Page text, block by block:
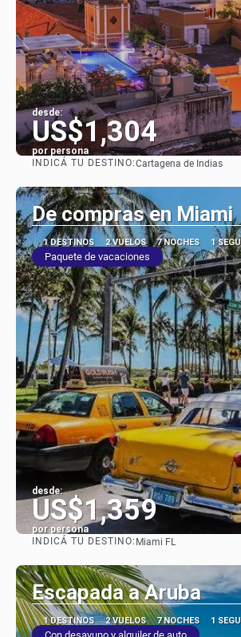
desde:
US$1,304
por persona
INDICÁ TU DESTINO:Cartagena de Indias
De compras en Miami
1 DESTINOS 2 VUELOS 7 NOCHES 1
Paquete de vacaciones
desde:
US$1,359
por persona
INDICÁ TU DESTINO: Miami FL
Escapada a Aruba
1 DESTINOS 2 VUELOS 7 NOCHES 1